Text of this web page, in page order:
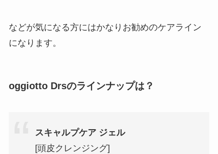
などが気になる方にはかなりお勧めのケアライン
になります。
oggiotto Drsのラインナップは？
スキャルプケア ジェル
[頭皮クレンジング]